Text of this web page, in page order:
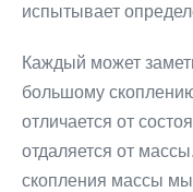
испытывает
Каждый может
большому
отличается от
отдаляется от
скопления массы